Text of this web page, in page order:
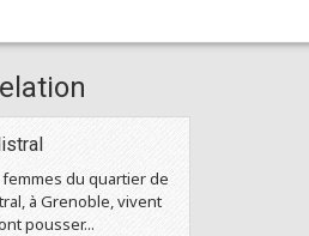
femmes du quartier de
à Grenoble, vivent
pousser...